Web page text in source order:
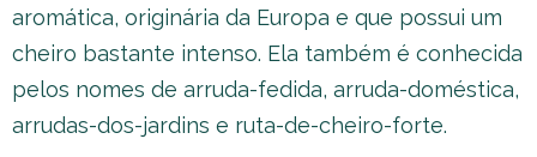
aromática, originária da Europa e que possui um
cheiro bastante intenso. Ela também é conhecida
pelos nomes de arruda-fedida, arruda-doméstica,
arrudas-dos-jardins e ruta-de-cheiro-forte.